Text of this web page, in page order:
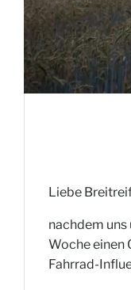
Liebe
nachdem uns
Woche einen
Fahrrad-